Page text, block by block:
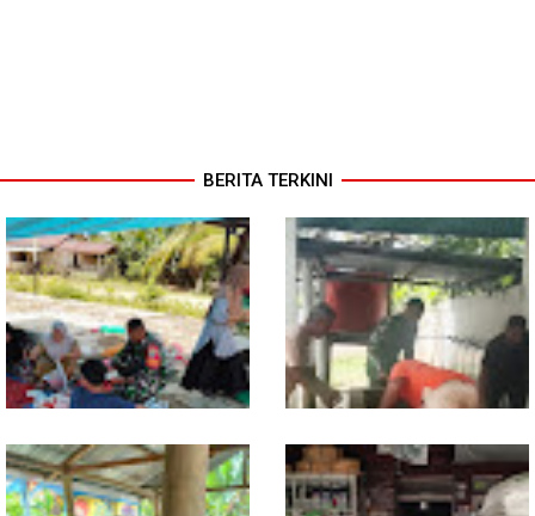
BERITA TERKINI
Dari Pasar Mingguan, Babinsa
Babinsa Ajak Warga Bergerak,